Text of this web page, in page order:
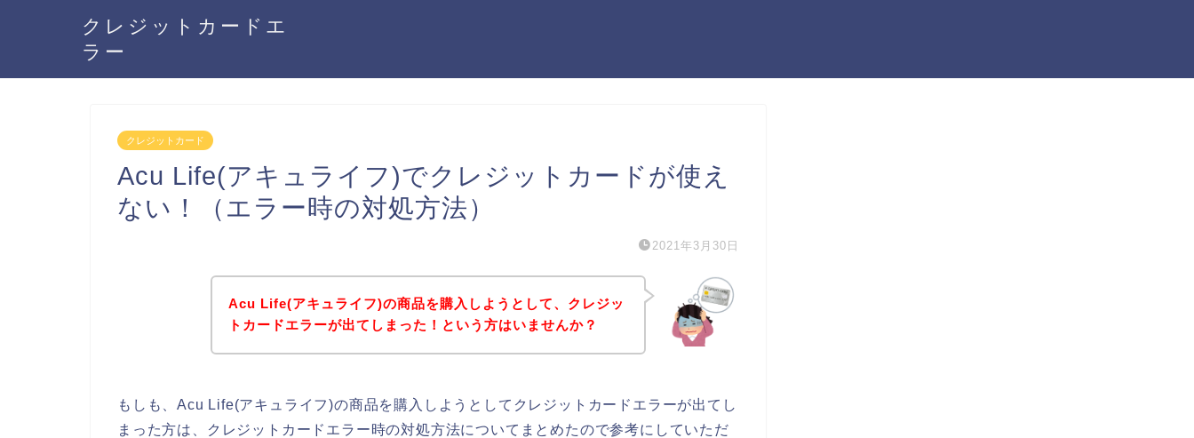
クレジットカードエ
ラー
クレジットカード
Acu Life(アキュライフ)でクレジットカードが使え
ない！（エラー時の対処方法）
2021年3月30日
Acu Life(アキュライフ)の商品を購入しようとして、クレジッ
トカードエラーが出てしまった！という方はいませんか？
もしも、Acu Life(アキュライフ)の商品を購入しようとしてクレジットカードエラーが出てし
まった方は、クレジットカードエラー時の対処方法についてまとめたので参考にしていただ